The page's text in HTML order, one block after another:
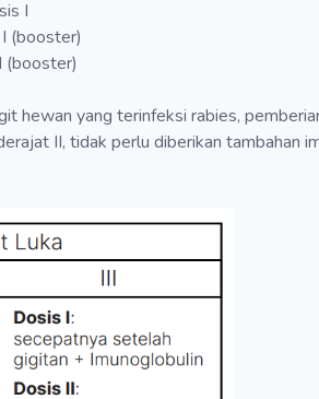
I
(booster)
(booster)
hewan yang terinfeksi rabies,
II, tidak perlu diberikan tambahan